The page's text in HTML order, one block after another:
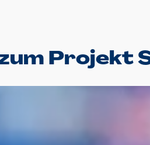
Projekt